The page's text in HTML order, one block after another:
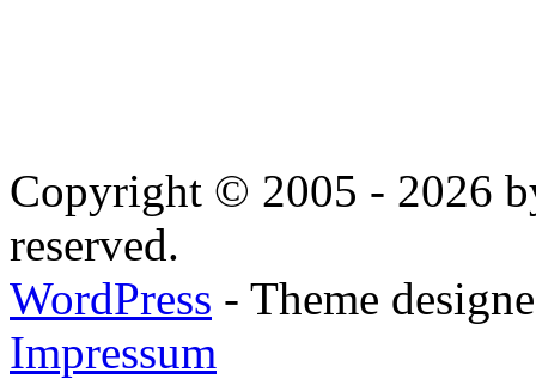
Copyright © 2005 - 2026
reserved.
WordPress - Theme
Impressum